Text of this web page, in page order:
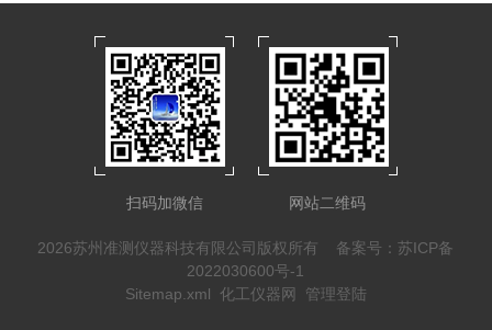
扫码加微信 网站二维码
2026苏州准测仪器科技有限公司版权所有 备案号：苏ICP备
2022030600号-1
Sitemap.xml 化工仪器网 管理登陆